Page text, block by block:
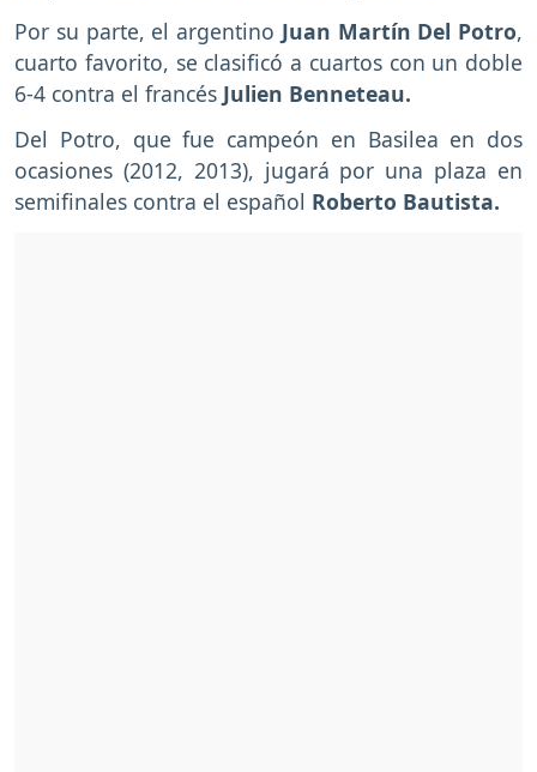
Por su parte, el argentino Juan Martín Del Potro,
cuarto favorito, se clasificó a cuartos con un doble
6-4 contra el francés Julien Benneteau.
Del Potro, que fue campeón en Basilea en dos
ocasiones (2012, 2013), jugará por una plaza en
semifinales contra el español Roberto Bautista.